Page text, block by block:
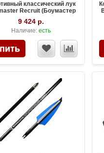
классический лук
Recruit (Боумастер
Рекрут)
9 424 р.
Наличие: есть